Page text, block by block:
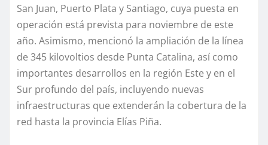
San Juan, Puerto Plata y Santiago, cuya puesta en
operación está prevista para noviembre de este
año. Asimismo, mencionó la ampliación de la línea
de 345 kilovoltios desde Punta Catalina, así como
importantes desarrollos en la región Este y en el
Sur profundo del país, incluyendo nuevas
infraestructuras que extenderán la cobertura de la
red hasta la provincia Elías Piña.